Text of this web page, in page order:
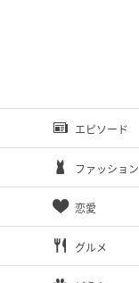
エピソード
ファッション
恋愛
グルメ